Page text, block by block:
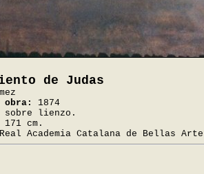
de Judas
obra:
1874
sobre lienzo.
cm.
Academia Catalana de Bellas